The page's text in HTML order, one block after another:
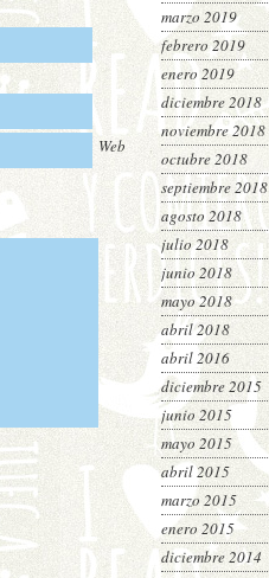
Web
marzo 2019
febrero 2019
enero 2019
diciembre 2018
noviembre 2018
octubre 2018
septiembre 2018
agosto 2018
julio 2018
junio 2018
mayo 2018
abril 2018
abril 2016
diciembre 2015
junio 2015
mayo 2015
abril 2015
marzo 2015
enero 2015
diciembre 2014